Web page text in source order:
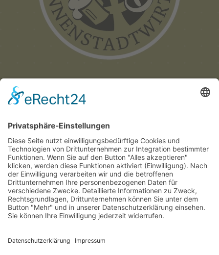
Münchner
Innenstadtwirte e.V.
C/O CITYPARTNER MÜNCHEN
HERZOG-WILHELM-STRASSE 15
D-80331 MÜNCHEN
TEL. +49 (0) 89 122 280 780